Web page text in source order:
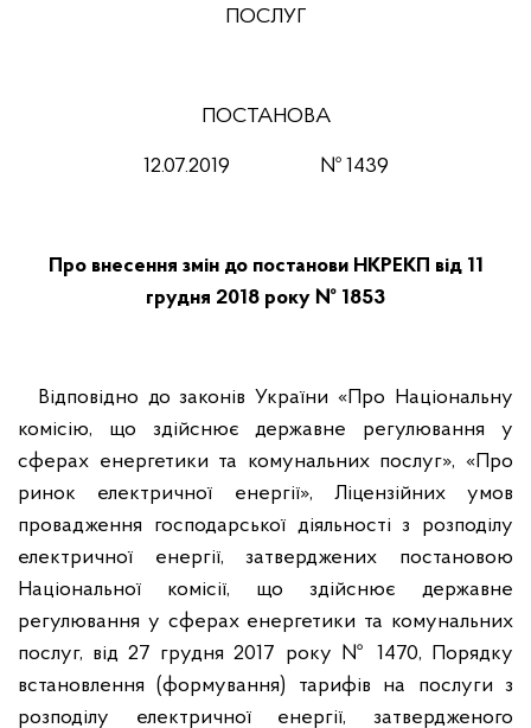
ПОСЛУГ
ПОСТАНОВА
12.07.2019 № 1439
Про внесення змін до постанови НКРЕКП від 11
грудня 2018 року № 1853
Відповідно до законів України «Про Національну
комісію, що здійснює державне регулювання у
сферах енергетики та комунальних послуг», «Про
ринок електричної енергії», Ліцензійних умов
провадження господарської діяльності з розподілу
електричної енергії, затверджених постановою
Національної комісії, що здійснює державне
регулювання у сферах енергетики та комунальних
послуг, від 27 грудня 2017 року № 1470, Порядку
встановлення (формування) тарифів на послуги з
розподілу електричної енергії, затвердженого